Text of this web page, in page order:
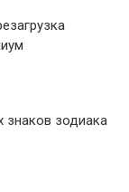
знаков зодиака